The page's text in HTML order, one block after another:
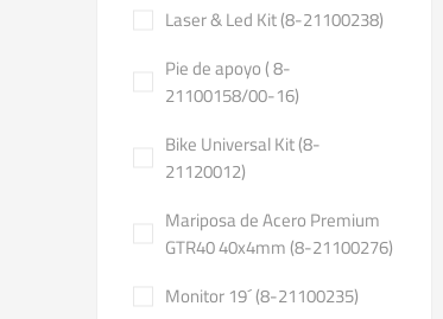
Laser & Led Kit (8-21100238)
Pie de apoyo ( 8-
21100158/00-16)
Bike Universal Kit (8-
21120012)
Mariposa de Acero Premium
GTR40 40x4mm (8-21100276)
Monitor 19´ (8-21100235)